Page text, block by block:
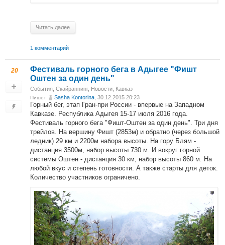
Читать далее
1 комментарий
20
Фестиваль горного бега в Адыгее "Фишт
Оштен за один день"
События Скайраннинг, Новости Кавказ
Пишет Sasha Kontorina , 30.12.2015 20:23
Горный бег, этап Гран-при России - впервые на Западном
Кавказе. Республика Адыгея 15-17 июля 2016 года.
Фестиваль горного бега "Фишт-Оштен за один день". Три дня
трейлов. На вершину Фишт (2853м) и обратно (через большой
ледник) 29 км и 2200м набора высоты. На гору Блям -
дистанция 3500м, набор высоты 730 м. И вокруг горной
системы Оштен - дистанция 30 км, набор высоты 860 м. На
любой вкус и степень готовности. А также старты для деток.
Количество участников ограничено.